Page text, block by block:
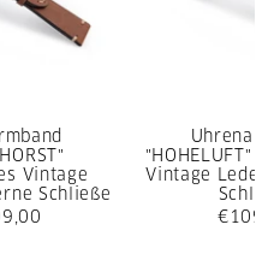
Vintage
Schließe
"HOHELUFT"
Vintage